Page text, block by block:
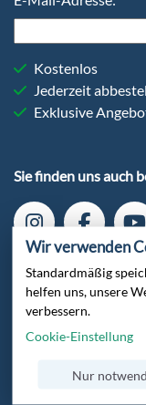
Sie finden uns auch
Kostenlos
Jederzeit
Exklusive
Wir verwenden
Standardmäßig
helfen uns, unsere
verbessern.
Cookie-Einstellung
Nur